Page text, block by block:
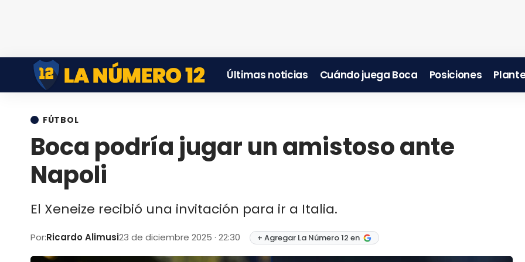
Últimas noticias Cuándo juega Boca Posiciones
FÚTBOL
Boca podría jugar un amistoso ante
Napoli
El Xeneize recibió una invitación para ir a Italia.
Por:Ricardo Alimusi23 de diciembre 2025 · 22:30 + Agregar La Número 12 en